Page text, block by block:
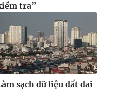
nếu không có sự chấp
VTV.vn khi phát hành lại
tra”
sạch dữ liệu đất đai